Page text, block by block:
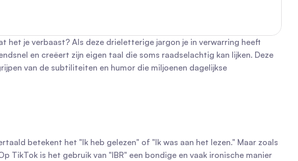
het je verbaast? Als deze drieletterige jargon je in verwarring heeft
en creëert zijn eigen taal die soms raadselachtig kan lijken. Deze
van de subtiliteiten en humor die miljoenen dagelijkse
betekent het "Ik heb gelezen" of "Ik was aan het lezen." Maar zoals
is het gebruik van "IBR" een bondige en vaak ironische manier